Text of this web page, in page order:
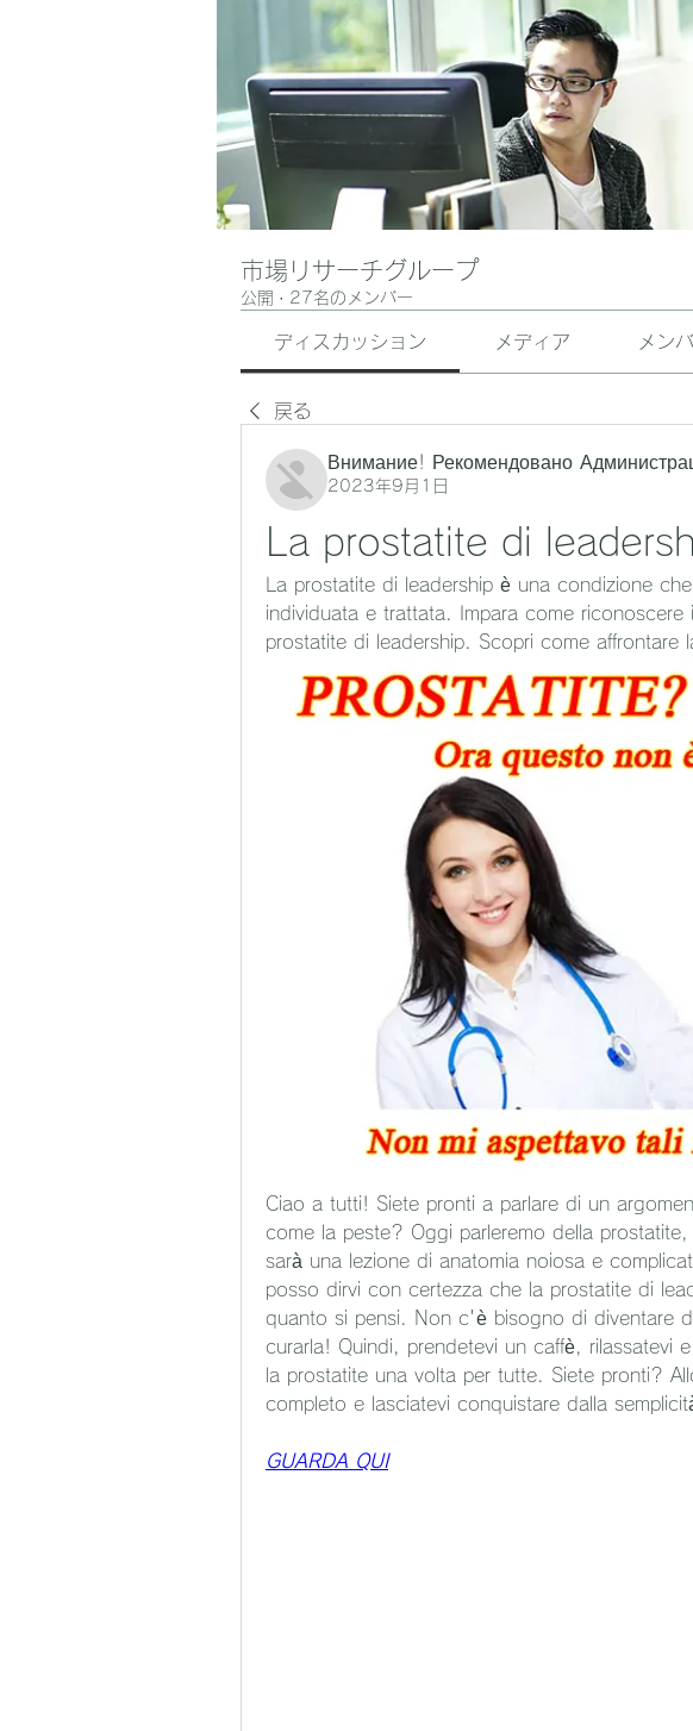
市場リサーチグループ
公開 · 27名のメンバー
ディスカッション メディア メン
戻る
Внимание! Рекомендовано
2023年9月1日
La prostatite di
La prostatite di leadership è una condizione
individuata e trattata. Impara come riconoscere
prostatite di leadership. Scopri come affrontare
Ciao a tutti! Siete pronti a parlare di un
come la peste? Oggi parleremo della
sarà una lezione di anatomia noiosa e
posso dirvi con certezza che la prostatite di
quanto si pensi. Non c'è bisogno di diventare
curarla! Quindi, prendetevi un caffè, rilassatevi
la prostatite una volta per tutte. Siete pronti?
completo e lasciatevi conquistare dalla
GUARDA QUI